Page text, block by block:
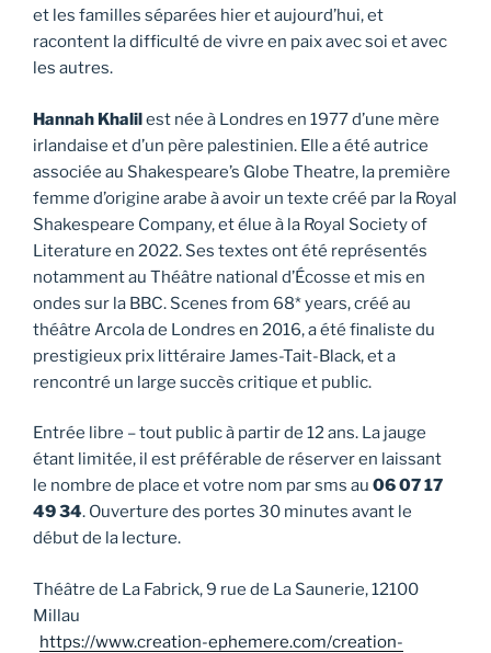
et les familles séparées hier et aujourd’hui, et
racontent la difficulté de vivre en paix avec soi et avec
les autres.
Hannah Khalilest née à Londres en 1977 d’une mère
irlandaise et d’un père palestinien. Elle a été autrice
associée au Shakespeare’s Globe Theatre, la première
femme d’origine arabe à avoir un texte créé par la Royal
Shakespeare Company, et élue à la Royal Society of
Literature en 2022. Ses textes ont été représentés
notamment au Théâtre national d’Écosse et mis en
ondes sur la BBC. Scenes from 68* years, créé au
théâtre Arcola de Londres en 2016, a été finaliste du
prestigieux prix littéraire James-Tait-Black, et a
rencontré un large succès critique et public.
Entrée libre – tout public à partir de 12 ans. La jauge
étant limitée, il est préférable de réserver en laissant
le nombre de place et votre nom par sms au 06 07 17
49 34. Ouverture des portes 30 minutes avant le
début de la lecture.
Théâtre de La Fabrick, 9 rue de La Saunerie, 12100
Millau
https://www.creation-ephemere.com/creation-